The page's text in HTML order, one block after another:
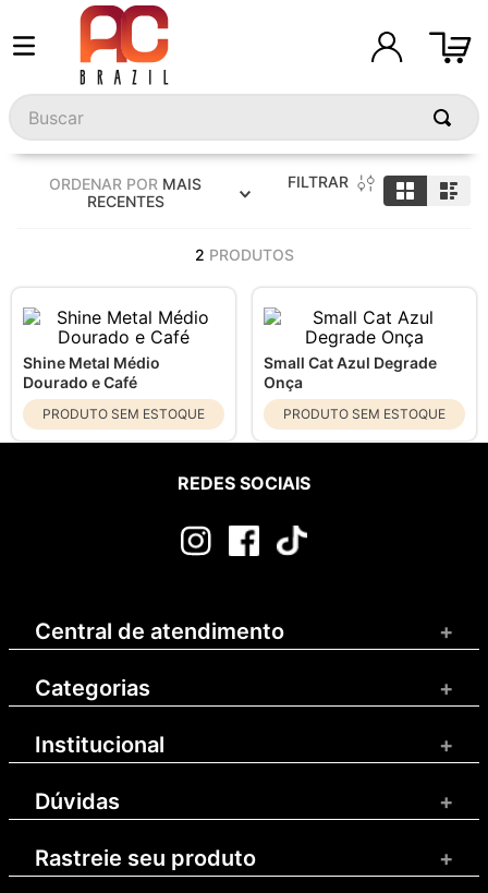
Buscar
ORDENAR POR MAIS
RECENTES
FILTRAR
2 PRODUTOS
Shine Metal Médio
Dourado e Café
PRODUTO SEM ESTOQUE
Small Cat Azul Degrade
Onça
PRODUTO SEM ESTOQUE
REDES SOCIAIS
Central de atendimento +
Categorias +
Institucional +
Dúvidas +
Rastreie seu produto +